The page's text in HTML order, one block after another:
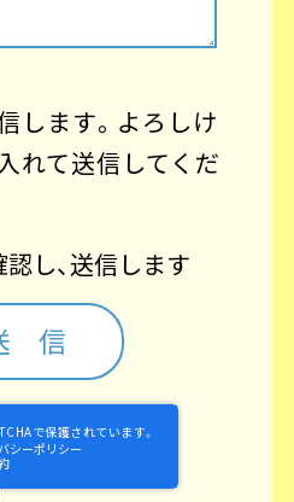
します。よろしけ
れて送信してくだ
し、送信します
で保護されています。
シーポリシー